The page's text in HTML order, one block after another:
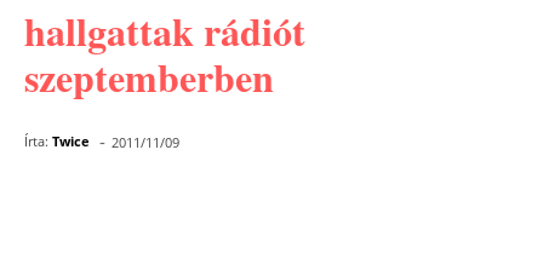
hallgattak rádiót
szeptemberben
Írta: Twice - 2011/11/09